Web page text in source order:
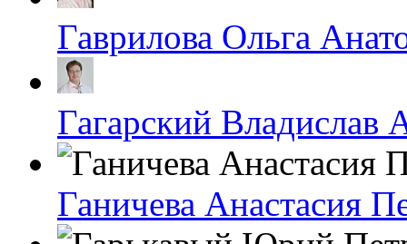
Гаврилова Ольга
Гагарский Владислав
Ганичева Анастасия